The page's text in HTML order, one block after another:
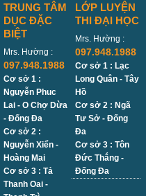
TRUNG TÂM
DỤC ĐẶC
BIỆT
Mrs. Hường :
097.948.1988
Cơ sở 1 :
Nguyễn Phuc
Lai - O Chợ Dừa
- Đống Đa
Cơ sở 2 :
Nguyễn Xiển -
Hoàng Mai
Cơ sở 3 : Tả
Thanh Oai -
LỚP LUYỆN
THI ĐẠI HỌC
Mrs. Hường :
097.948.1988
Cơ sở 1 : Lạc
Long Quân - Tây
Hồ
Cơ sở 2 : Ngã
Tư Sở - Đống
Đa
Cơ sở 3 : Tôn
Đức Thắng -
Đống Đa